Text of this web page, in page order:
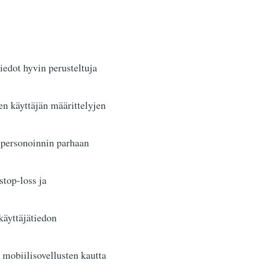
hyvin perusteltuja
käyttäjän määrittelyjen
parhaan
loss ja
mobiilisovellusten kautta